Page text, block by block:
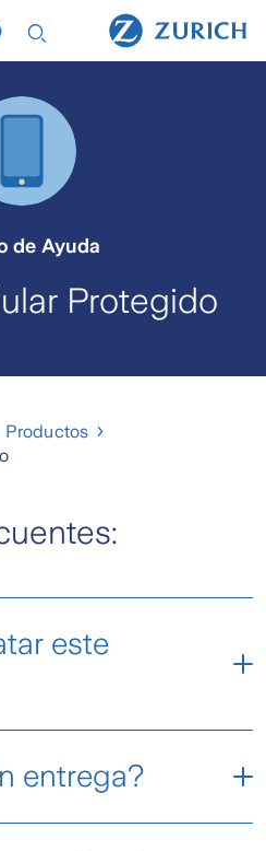
de Ayuda
Protegido
Productos
este
entrega?